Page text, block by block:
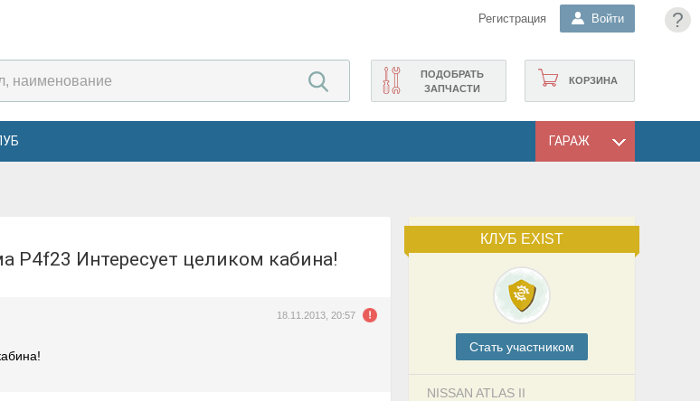
?
Регистрация Войти
КОРЗИНА
ПОДОБРАТЬ
ЗАПЧАСТИ
ГАРАЖ
КЛУБ EXIST
Cтать участником
NISSAN ATLAS II
P4f23 Интересует целиком кабина!
18.11.2013, 20:57